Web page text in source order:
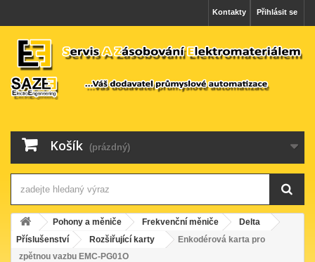
Přihlásit se
Kontakty
Košík (prázdný)
Pohony a měniče Frekvenční měniče
Delta
Příslušenství
Rozšiřující karty
Enkodérová karta pro
zpětnou vazbu EMC-PG01O